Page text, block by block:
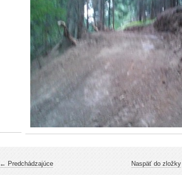
← Predchádzajúce Naspäť do zložky